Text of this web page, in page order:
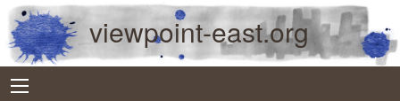
viewpoint-east.org